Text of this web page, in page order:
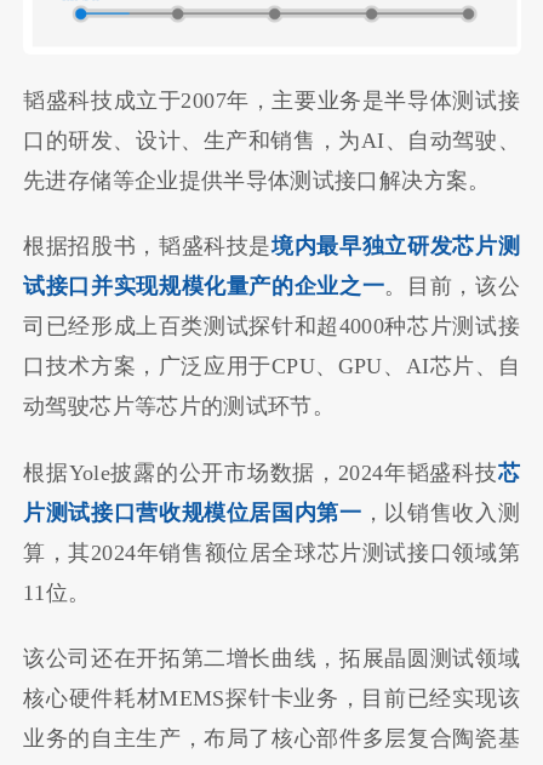
韬盛科技成立于2007年，主要业务是半导体测试接
口的研发、设计、生产和销售，为AI、自动驾驶、
先进存储等企业提供半导体测试接口解决方案。
根据招股书，韬盛科技是境内最早独立研发芯片测
试接口并实现规模化量产的企业之一。目前，该公
司已经形成上百类测试探针和超4000种芯片测试接
口技术方案，广泛应用于CPU、GPU、AI芯片、自
动驾驶芯片等芯片的测试环节。
根据Yole披露的公开市场数据，2024年韬盛科技芯
片测试接口营收规模位居国内第一 ，以销售收入测
算，其2024年销售额位居全球芯片测试接口领域第
11位。
该公司还在开拓第二增长曲线，拓展晶圆测试领域
核心硬件耗材MEMS探针卡业务，目前已经实现该
业务的自主生产，布局了核心部件多层复合陶瓷基